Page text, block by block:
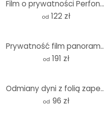
Film o prywatności Perfoncio - Czerwone owoce - Panorama
od 122 zł
Prywatność film panorama Paryża
od 191 zł
Odmiany dyni z folią zapewniającą prywatność - Panorama
od 96 zł